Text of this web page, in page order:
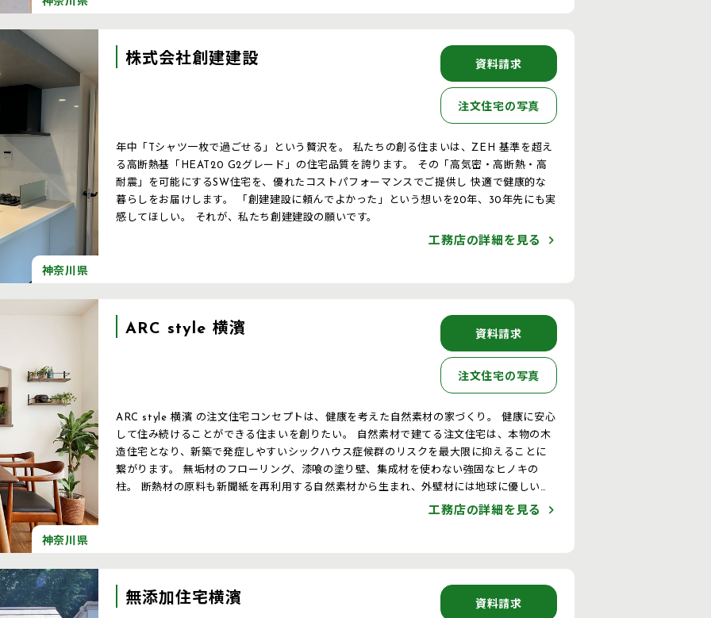
神奈川県
株式会社創建建設 資料請求
注文住宅の写真
年中「Tシャツ一枚で過ごせる」という贅沢を。 私たちの創る住まいは、ZEH 基準を超え
る高断熱基「HEAT20 G2グレード」の住宅品質を誇ります。 その「高気密・高断熱・高
耐震」を可能にするSW住宅を、優れたコストパフォーマンスでご提供し 快適で健康的な
暮らしをお届けします。 「創建建設に頼んでよかった」という想いを20年、30年先にも実
感してほしい。 それが、私たち創建建設の願いです。
工務店の詳細を見る
神奈川県
ARC style 横濱 資料請求
注文住宅の写真
ARC style 横濱 の注文住宅コンセプトは、健康を考えた自然素材の家づくり。 健康に安心
して住み続けることができる住まいを創りたい。 自然素材で建てる注文住宅は、本物の木
造住宅となり、新築で発症しやすいシックハウス症候群のリスクを最大限に抑えることに
繋がります。 無垢材のフローリング、漆喰の塗り壁、集成材を使わない強固なヒノキの
柱。 断熱材の原料も新聞紙を再利用する自然素材から生まれ、外壁材には地球に優しい建
材の頑強なALCを使用。人にも、環境にも優しい注文住宅となります。
工務店の詳細を見る
無添加住宅横濱 資料請求